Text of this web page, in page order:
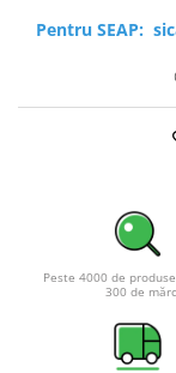
Pentru SEAP:
Peste 4000 de
300 de